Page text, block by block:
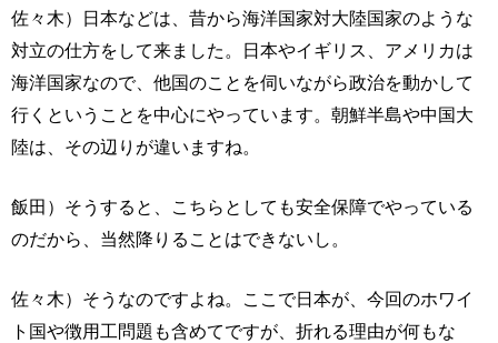
佐々木）日本などは、昔から海洋国家対大陸国家のような
対立の仕方をして来ました。日本やイギリス、アメリカは
海洋国家なので、他国のことを伺いながら政治を動かして
行くということを中心にやっています。朝鮮半島や中国大
陸は、その辺りが違いますね。
飯田）そうすると、こちらとしても安全保障でやっている
のだから、当然降りることはできないし。
佐々木）そうなのですよね。ここで日本が、今回のホワイ
ト国や徴用工問題も含めてですが、折れる理由が何もな